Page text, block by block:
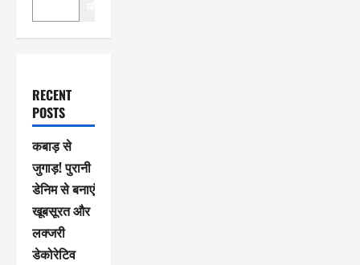
RECENT
POSTS
कबाड़ से
जुगाड़! पुरानी
डेनिम से बनाएं
खूबसूरत और
लक्जरी
डेकोरेटिव